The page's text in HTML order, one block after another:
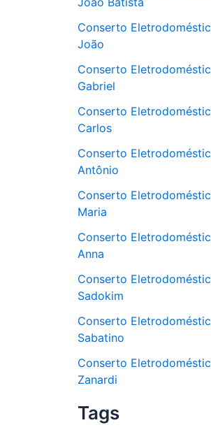
Conserto
João
Conserto
Gabriel
Conserto
Carlos
Conserto
Antônio
Conserto
Maria
Conserto
Anna
Conserto
Sadokim
Conserto
Sabatino
Conserto
Zanardi
Tags